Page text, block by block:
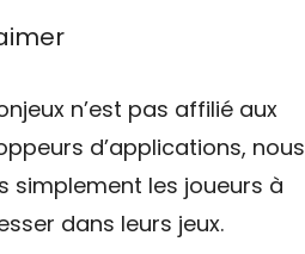
n’est pas affilié aux
d’applications, nous
simplement les joueurs à
dans leurs jeux.